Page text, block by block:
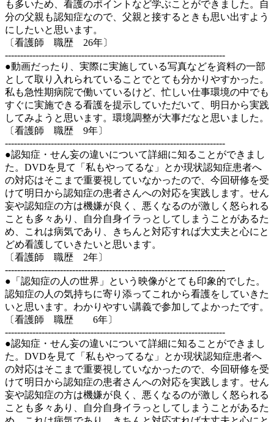
も多いため、看護のポイントなど学ぶことができました。自
分の父親も認知症なので、父親と接するときも思い出すよう
にしたいと思います。
〔看護師 職歴 26年〕
------------------------------------------------------------------------
●動画だったり、実際に実施している写真などを資料の一部
として取り入れられていることでとても分かりやすかった。
私も急性期病院で働いているけど、忙しい仕事環境の中でも
すぐに実施できる看護を提示していただいて、明日から実践
してみようと思います。環境調整が大事だなと思いました。
〔看護師 職歴 9年〕
------------------------------------------------------------------------
●認知症・せん妄の違いについて詳細に知ることができまし
た。DVDを見て「私もやってるな」とか現状認知症患者へ
の対応はそこまで重要視していなかったので、今回研修を受
けて明日から認知症の患者さんへの対応を実践します。せん
妄や認知症の方は機嫌が良く、悪くなるのが激しく怒られる
ことも多々あり、自分自身イラっとしてしまうことがあるた
め、これは病気であり、きちんと対応すれば大丈夫と心にと
どめ看護していきたいと思います。
〔看護師 職歴 2年〕
------------------------------------------------------------------------
●「認知症の人の世界」という映像がとても印象的でした。
認知症の人の気持ちに寄り添ってこれから看護をしていきた
いと思います。わかりやすい講義で参加してよかったです。
〔看護師 職歴 6年〕
------------------------------------------------------------------------
●認知症・せん妄の違いについて詳細に知ることができまし
た。DVDを見て「私もやってるな」とか現状認知症患者へ
の対応はそこまで重要視していなかったので、今回研修を受
けて明日から認知症の患者さんへの対応を実践します。せん
妄や認知症の方は機嫌が良く、悪くなるのが激しく怒られる
ことも多々あり、自分自身イラっとしてしまうことがあるた